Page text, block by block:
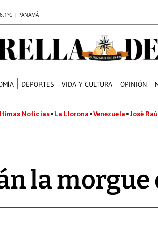
| PANAMÁ
DEPORTES VIDA Y CULTURA OPINIÓN
Noticias La Llorona Venezuela José
la morgue